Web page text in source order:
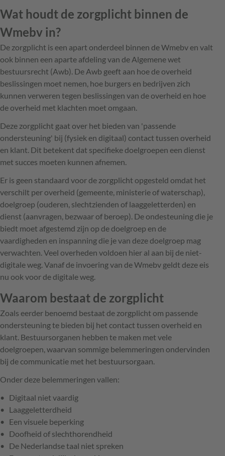
Wat houdt de zorgplicht binnen de
Wmebv in?
De zorgplicht is een apart onderdeel binnen de Wmebv en valt
ook binnen een aparte afdeling van de Algemene wet
bestuursrecht (Awb). De Awb geeft aan hoe de overheid
beslissingen moet nemen, hoe burgers en bedrijven zich
kunnen verweren tegen beslissingen van de overheid en hoe
de overheid met klachten moet omgaan.
Deze zorgplicht gaat over het bieden van 'passende
ondersteuning' bij (fysiek en digitaal) contact tussen overheid
en klant. Dit betekent dat specifieke doelgroepen een dienst
met succes moeten kunnen afnemen.
Er is geen standaard voor de zorgplicht opgesteld omdat het
verschilt per overheid (gemeente, ministerie of waterschap),
doelgroep (ouderen, slechtzienden of laaggeletterden) en
dienst (aanvragen, bezwaar of beroep). De ondesteuning die je
biedt moet afgestemd zijn op de doelgroep en de
vaardigheden en inspanning die je van deze doelgroep mag
verwachten. Veel overheden voldoen hier al aan bij de niet-
digitale weg. Vanaf de invoering van de Wmebv geldt deze eis
nu ook voor de digitale weg.
Waarom bestaat de zorgplicht
Zoals eerder benoemd bestaat de zorgplicht om passende
ondersteuning te bieden bij het contact tussen overheid en
klant. Bestuursorganen hebben te maken met vele
doelgroepen, waarvan sommige belemmeringen ondervinden
bij de communicatie met het bestuursorgaan.
Onder deze belemmeringen vallen:
Digitaal niet vaardig
Laaggeletterdheid
Een visuele beperking
Doofheid of slechthorendheid
De Nederlandse taal niet spreken